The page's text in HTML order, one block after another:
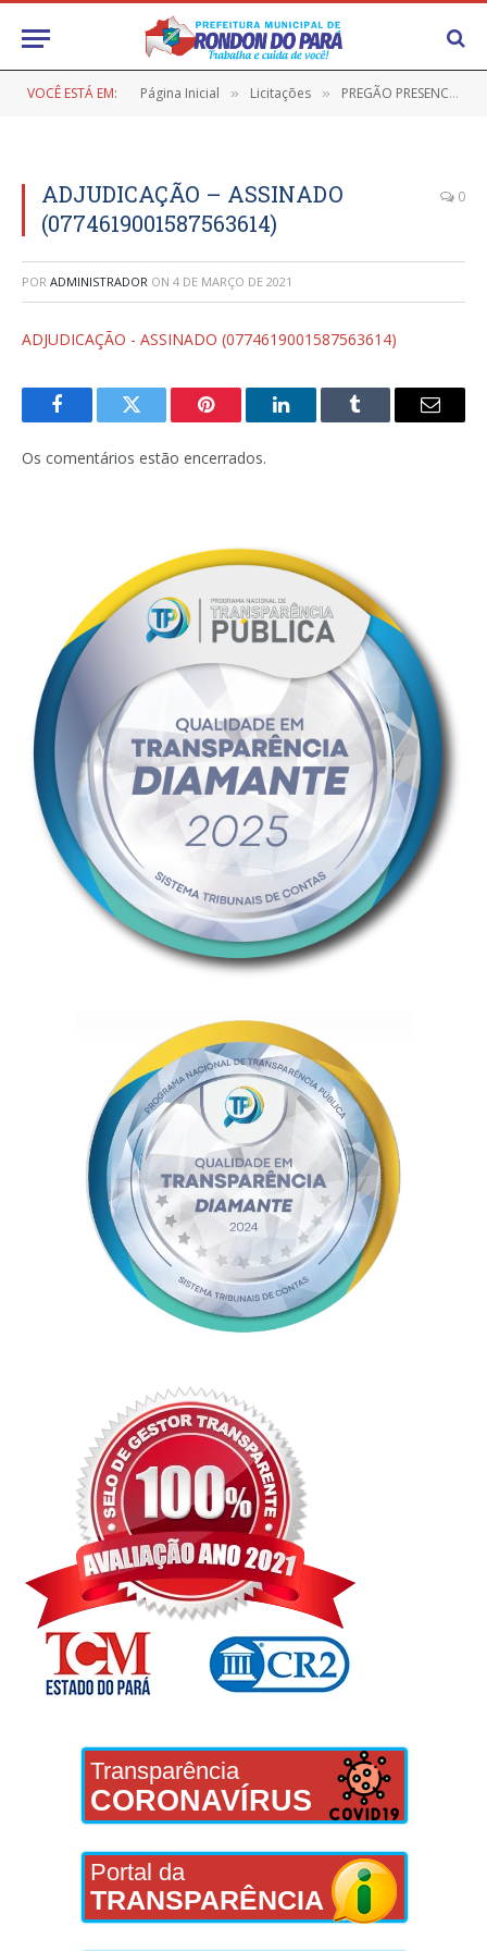
VOCÊ ESTÁ EM: Página Inicial » Licitações » PREGÃO PRESENCIAL Nº 9/2020-005-SRP/PMRP (AQUISIÇÃO DE MATERIAIS ELÉTRICOS PARA ATENDER A DEMANDA DA SECRETARIA MUNICIPAL DE ADMINISTRAÇÃO DESTE MUNICÍPIO)
ADJUDICAÇÃO – ASSINADO
(0774619001587563614)
0
POR ADMINISTRADOR ON 4 DE MARÇO DE 2021
ADJUDICAÇÃO - ASSINADO (0774619001587563614)
FacebookTwitter Pinterest LinkedInTumblr
E-
Os comentários estão encerrados.
Transparência
CORONAVÍRUS
Portal da
TRANSPARÊNCIA